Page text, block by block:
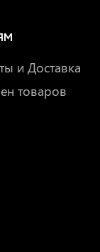
и Доставка
товаров